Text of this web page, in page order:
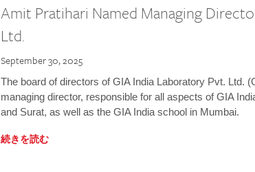
Amit Pratihari Named Managing
Ltd.
September 30, 2025
The board of directors of GIA India Laboratory Pvt. Ltd.
managing director, responsible for all aspects of GIA
and Surat, as well as the GIA India school in Mumbai.
続きを読む